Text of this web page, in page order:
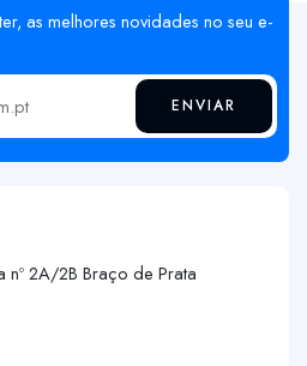
as melhores novidades no seu e-
ENVIAR
nº 2A/2B Braço de Prata